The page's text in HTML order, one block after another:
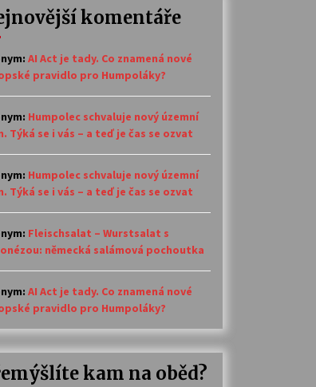
30. 6. 2026
komentáře
: AI Act je tady. Co znamená nové
pravidlo pro Humpoláky?
: Humpolec schvaluje nový územní
Týká se i vás – a teď je čas se ozvat
: Humpolec schvaluje nový územní
Týká se i vás – a teď je čas se ozvat
: Fleischsalat – Wurstsalat s
německá salámová pochoutka
: AI Act je tady. Co znamená nové
pravidlo pro Humpoláky?
kam na oběd?